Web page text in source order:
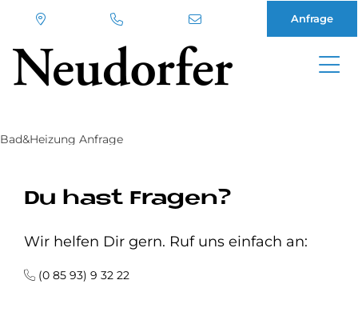
Anfrage
Bad&Heizung Anfrage
Du hast Fragen?
Wir helfen Dir gern. Ruf uns einfach an:
(0 85 93) 9 32 22